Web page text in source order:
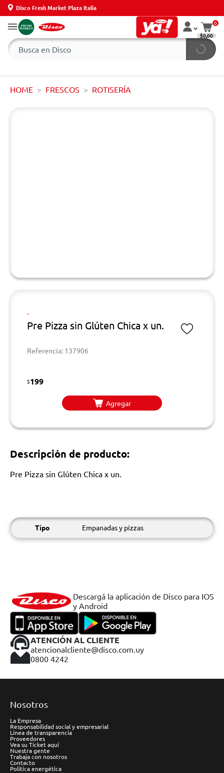
Disco Fresh Market Plaza Italia
0
$0,00
HOME FRESCOS ROTISERÍA
-
Pre Pizza sin Glúten Chica x un.
Referencia: 137906
$199
Agregar
Descripción de producto:
Pre Pizza sin Glúten Chica x un.
Tipo Empanadas y pizzas
Descargá la aplicación de Disco para IOS
y Android
ATENCIÓN AL CLIENTE
atencionalcliente@disco.com.uy
0800 4242
Nosotros
La Empresa
Responsabilidad social y empresarial
Línea de transparencia
Proveedores
Vea su Ticket aquí
Nuestra gente
Trabaja con nosotros
Contacto
Política energética